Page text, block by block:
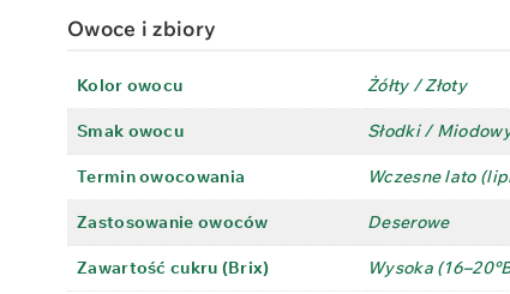
Owoce i zbiory
Kolor owocu Żółty / Złoty
Smak owocu Słodki /
Termin owocowania Wczesne lato
Zastosowanie owoców Deserowe
Zawartość cukru (Brix) Wysoka